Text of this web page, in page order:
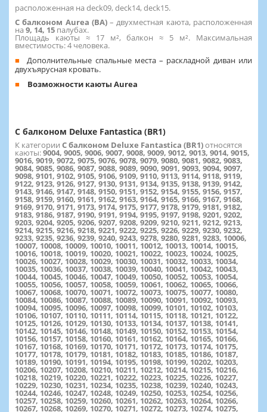
расположенная на deck09, deck14, deck15.
С балконом Aurea (BA)– двухместная каюта, расположенная
на 9, 14, 15 палубах.
Площадь каюты ≈ 17 м², балкон ≈ 5 м². Максимальная
вместимость: 4 человека.
Дополнительные спальные места – раскладной диван или
двухъярусная кровать.
Возможности каюты Aurea
С балконом Deluxe Fantastica (BR1)
К категории С балконом Deluxe Fantastica (BR1)относятся
каюты:9004, 9005, 9006, 9007, 9008, 9009, 9012, 9013, 9014, 9015,
9016, 9019, 9072, 9075, 9076, 9078, 9079, 9080, 9081, 9082, 9083,
9084, 9085, 9086, 9087, 9088, 9089, 9090, 9091, 9093, 9094, 9097,
9098, 9101, 9102, 9105, 9106, 9109, 9110, 9113, 9114, 9118, 9119,
9122, 9123, 9126, 9127, 9130, 9131, 9134, 9135, 9138, 9139, 9142,
9143, 9146, 9147, 9148, 9150, 9151, 9152, 9154, 9155, 9156, 9157,
9158, 9159, 9160, 9161, 9162, 9163, 9164, 9165, 9166, 9167, 9168,
9169, 9170, 9171, 9173, 9174, 9175, 9177, 9178, 9179, 9181, 9182,
9183, 9186, 9187, 9190, 9191, 9194, 9195, 9197, 9198, 9201, 9202,
9203, 9204, 9205, 9206, 9207, 9208, 9209, 9210, 9211, 9212, 9213,
9214, 9215, 9216, 9218, 9221, 9222, 9225, 9226, 9229, 9230, 9232,
9233, 9235, 9236, 9239, 9240, 9243, 9278, 9280, 9281, 9283, 10006,
10007, 10008, 10009, 10010, 10011, 10012, 10013, 10014, 10015,
10016, 10018, 10019, 10020, 10021, 10022, 10023, 10024, 10025,
10026, 10027, 10028, 10029, 10030, 10031, 10032, 10033, 10034,
10035, 10036, 10037, 10038, 10039, 10040, 10041, 10042, 10043,
10044, 10045, 10046, 10047, 10049, 10050, 10052, 10053, 10054,
10055, 10056, 10057, 10058, 10059, 10061, 10062, 10065, 10066,
10067, 10068, 10070, 10071, 10072, 10073, 10075, 10077, 10080,
10084, 10086, 10087, 10088, 10089, 10090, 10091, 10092, 10093,
10094, 10095, 10096, 10097, 10098, 10099, 10101, 10102, 10103,
10106, 10107, 10110, 10111, 10114, 10115, 10118, 10121, 10122,
10125, 10126, 10129, 10130, 10133, 10134, 10137, 10138, 10141,
10142, 10145, 10146, 10148, 10149, 10150, 10152, 10153, 10154,
10156, 10157, 10158, 10160, 10161, 10162, 10164, 10165, 10166,
10167, 10168, 10169, 10170, 10171, 10172, 10173, 10174, 10175,
10177, 10178, 10179, 10181, 10182, 10183, 10185, 10186, 10187,
10189, 10190, 10191, 10194, 10195, 10198, 10199, 10202, 10203,
10206, 10207, 10208, 10210, 10211, 10212, 10214, 10215, 10216,
10218, 10219, 10220, 10221, 10222, 10223, 10225, 10226, 10227,
10229, 10230, 10231, 10234, 10235, 10238, 10239, 10240, 10243,
10244, 10246, 10247, 10248, 10249, 10250, 10253, 10254, 10256,
10257, 10258, 10259, 10260, 10261, 10262, 10263, 10264, 10266,
10267, 10268, 10269, 10270, 10271, 10272, 10273, 10274, 10275,